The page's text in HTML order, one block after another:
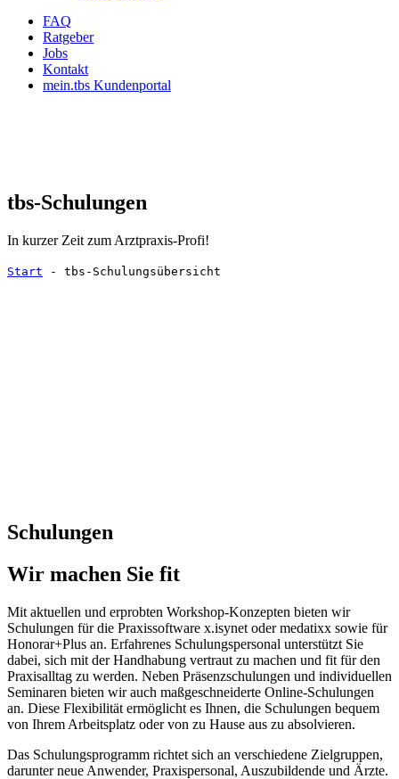
FAQ
Ratgeber
Jobs
Kontakt
mein.tbs Kundenportal
tbs-Schulungen
In kurzer Zeit zum Arztpraxis-Profi!
Start - tbs-Schulungsübersicht
Schulungen
Wir machen Sie fit
Mit aktuellen und erprobten Workshop-Konzepten bieten wir
Schulungen für die Praxissoftware x.isynet oder medatixx sowie für
Honorar+Plus an. Erfahrenes Schulungspersonal unterstützt Sie
dabei, sich mit der Handhabung vertraut zu machen und fit für den
Praxisalltag zu werden. Neben Präsenzschulungen und individuellen
Seminaren bieten wir auch maßgeschneiderte Online-Schulungen
an. Diese Flexibilität ermöglicht es Ihnen, die Schulungen bequem
von Ihrem Arbeitsplatz oder von zu Hause aus zu absolvieren.
Das Schulungsprogramm richtet sich an verschiedene Zielgruppen,
darunter neue Anwender, Praxispersonal, Auszubildende und Ärzte.